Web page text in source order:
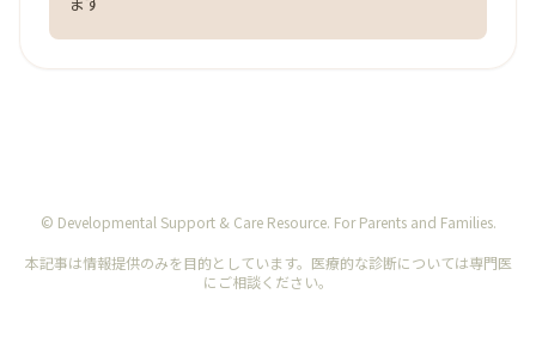
© Developmental Support & Care Resource. For Parents and Families.
本記事は情報提供のみを目的としています。医療的な診断については専門医
にご相談ください。